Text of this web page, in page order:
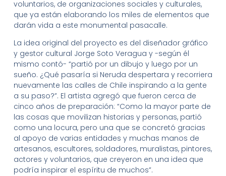
voluntarios, de organizaciones sociales y culturales,
que ya están elaborando los miles de elementos que
darán vida a este monumental pasacalle.
La idea original del proyecto es del diseñador gráfico
y gestor cultural Jorge Soto Veragua y -según él
mismo contó- “partió por un dibujo y luego por un
sueño. ¿Qué pasaría si Neruda despertara y recorriera
nuevamente las calles de Chile inspirando a la gente
a su paso?”. El artista agregó que fueron cerca de
cinco años de preparación: “Como la mayor parte de
las cosas que movilizan historias y personas, partió
como una locura, pero una que se concretó gracias
al apoyo de varias entidades y muchas manos de
artesanos, escultores, soldadores, muralistas, pintores,
actores y voluntarios, que creyeron en una idea que
podría inspirar el espíritu de muchos”.